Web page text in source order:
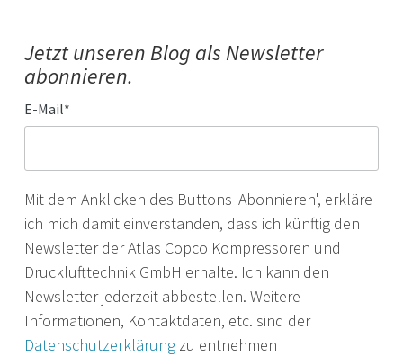
Jetzt unseren Blog als Newsletter
abonnieren.
E-Mail*
Mit dem Anklicken des Buttons 'Abonnieren', erkläre
ich mich damit einverstanden, dass ich künftig den
Newsletter der Atlas Copco Kompressoren und
Drucklufttechnik GmbH erhalte. Ich kann den
Newsletter jederzeit abbestellen. Weitere
Informationen, Kontaktdaten, etc. sind der
Datenschutzerklärungzu entnehmen